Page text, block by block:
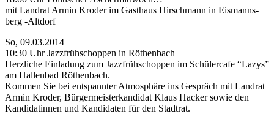
mit Land­rat Armin Kro­der im Gast­haus Hirsch­mann in Eis­manns­
berg ‑Alt­dorf
So, 09.03.2014
10:30 Uhr Jazz­früh­schop­pen in Röthenbach
Herz­li­che Ein­la­dung zum Jazz­früh­schop­pen im Schü­ler­ca­fe “Lazys”
am Hal­len­bad Röthenbach.
Kom­men Sie bei ent­spann­ter Atmo­sphä­re ins Gespräch mit Land­rat
Armin Kro­der, Bür­ger­meis­ter­kan­di­dat Klaus Hacker sowie den
Kan­di­da­tin­nen und Kan­di­da­ten für den Stadtrat.